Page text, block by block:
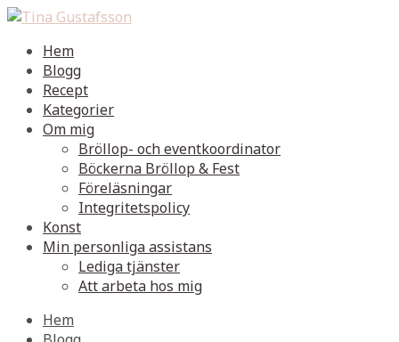
Hem
Blogg
Recept
Kategorier
Om mig
Bröllop- och eventkoordinator
Böckerna Bröllop & Fest
Föreläsningar
Integritetspolicy
Konst
Min personliga assistans
Lediga tjänster
Att arbeta hos mig
Hem